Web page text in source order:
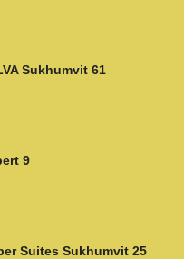
Sukhumvit 61
9
Suites Sukhumvit 25